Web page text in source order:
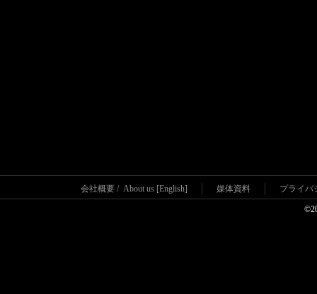
会社概要 / About us [English] 媒体資料 プライバ